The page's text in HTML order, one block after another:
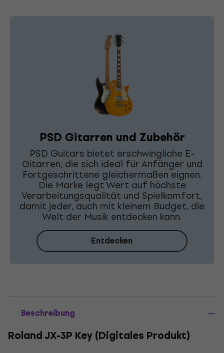
PSD Gitarren und Zubehör
PSD Guitars bietet erschwingliche E-
Gitarren, die sich ideal für Anfänger und
Fortgeschrittene gleichermaßen eignen.
Die Marke legt Wert auf höchste
Verarbeitungsqualität und Spielkomfort,
damit jeder, auch mit kleinem Budget, die
Welt der Musik entdecken kann.
Entdecken
Beschreibung
Roland JX-3P Key (Digitales Produkt)